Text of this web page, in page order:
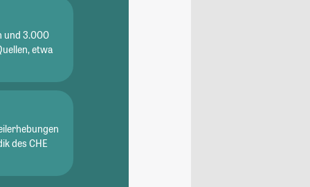
und 3.000
etwa
des CHE